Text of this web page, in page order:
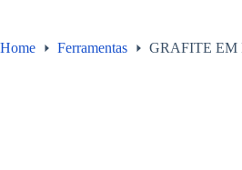
Home Ferramentas GRAFITE EM